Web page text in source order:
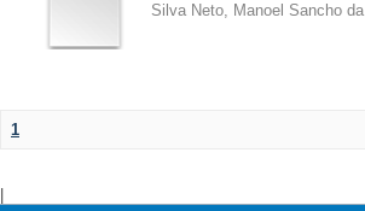
Silva Neto, Manoel Sancho da
1